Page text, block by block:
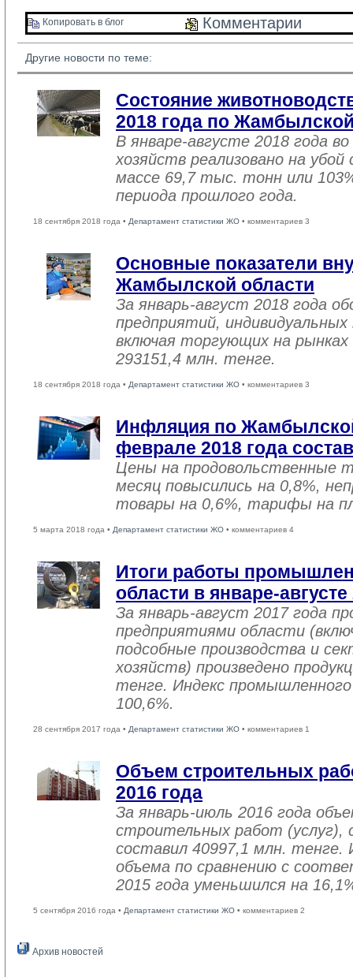
Копировать в блог Комментарии
Другие новости по теме:
Состояние
2018 года по
В январе-августе 2018 года
хозяйств реализовано на
массе 69,7 тыс. тонн или
периода прошлого года.
18 сентября 2018 года • Департамент статистики ЖО • комментариев 3
Основные показатели
Жамбылской области
За январь-август 2018 года
предприятий,
включая торгующих на рынках
293151,4 млн. тенге.
18 сентября 2018 года • Департамент статистики ЖО • комментариев 3
Инфляция по
феврале 2018 года
Цены на продовольственные
месяц повысились на 0,8%,
товары на 0,6%, тарифы на
5 марта 2018 года • Департамент статистики ЖО • комментариев 4
Итоги работы
области в январе-августе
За январь-август 2017 года
предприятиями области
подсобные производства и
хозяйств) произведено
тенге. Индекс
100,6%.
28 сентября 2017 года • Департамент статистики ЖО • комментариев 1
Объем строительных
2016 года
За январь-июль 2016 года
строительных работ (услуг),
составил 40997,1 млн. тенге.
объема по сравнению с
2015 года уменьшился на
5 сентября 2016 года • Департамент статистики ЖО • комментариев 2
Архив новостей